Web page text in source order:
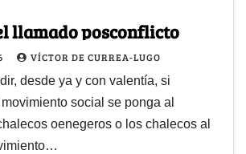
llamado posconflicto
VÍCTOR DE CURREA-LUGO
desde ya y con valentía, si
social se ponga al
oenegeros o los chalecos al